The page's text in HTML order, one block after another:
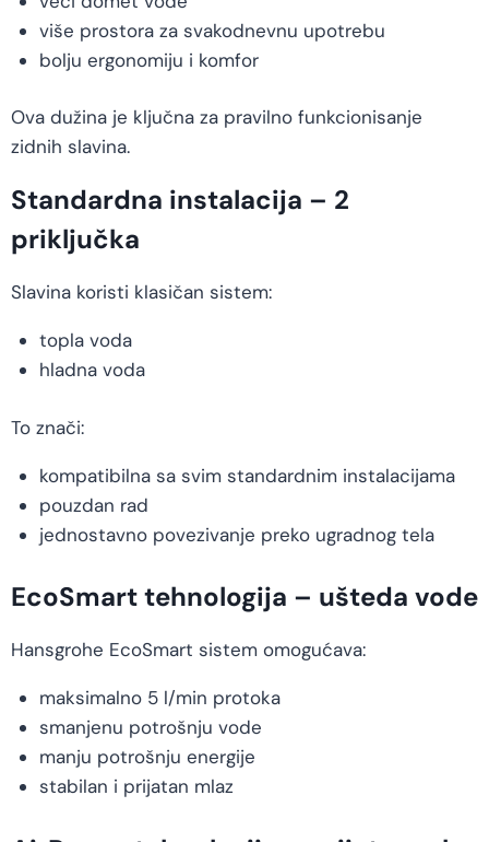
više prostora za svakodnevnu upotrebu
bolju ergonomiju i komfor
Ova dužina je ključna za pravilno funkcionisanje
zidnih slavina.
Standardna instalacija – 2
priključka
Slavina koristi klasičan sistem:
topla voda
hladna voda
To znači:
kompatibilna sa svim standardnim instalacijama
pouzdan rad
jednostavno povezivanje preko ugradnog tela
EcoSmart tehnologija – ušteda vode
Hansgrohe EcoSmart sistem omogućava:
maksimalno 5 l/min protoka
smanjenu potrošnju vode
manju potrošnju energije
stabilan i prijatan mlaz